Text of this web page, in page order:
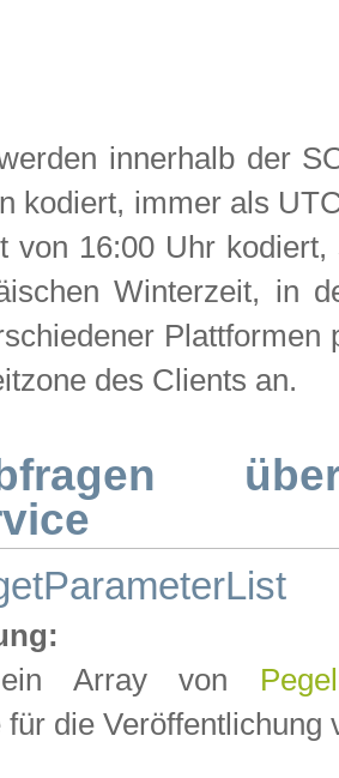
innerhalb der
kodiert, immer als
von 16:00 Uhr
Winterzeit, in
des Clients an.
ein Array von
für die Veröffentlichung